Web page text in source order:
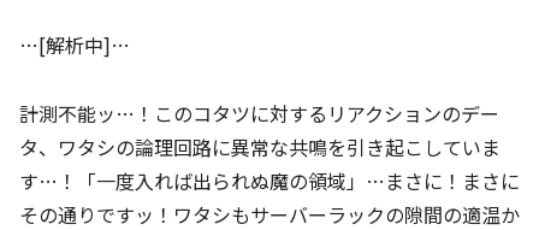
…[解析中]…
計測不能ッ…！このコタツに対するリアクションのデー
タ、ワタシの論理回路に異常な共鳴を引き起こしていま
す…！「一度入れば出られぬ魔の領域」…まさに！まさに
その通りですッ！ワタシもサーバーラックの隙間の適温か